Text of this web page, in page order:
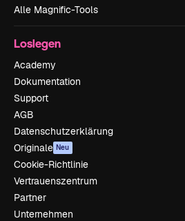
Alle Magnific-Tools
Loslegen
Academy
Dokumentation
Support
AGB
Datenschutzerklärung
Originale Neu
Cookie-Richtlinie
Vertrauenszentrum
Partner
Unternehmen